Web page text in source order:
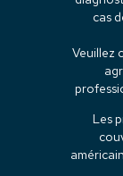
cas
Veuillez
Les